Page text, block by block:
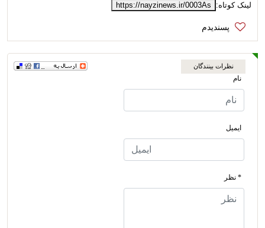
لینک کوتاه: https://nayzinews.ir/0003As
نظرات بینندگان
نام
ایمیل
* نظر